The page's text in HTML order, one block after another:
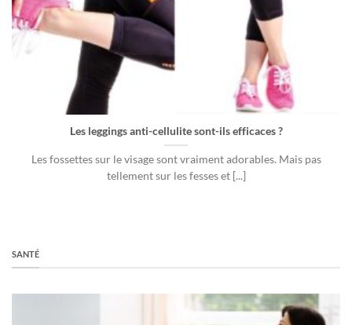
Les leggings anti-cellulite sont-ils efficaces ?
Les fossettes sur le visage sont vraiment adorables. Mais pas
tellement sur les fesses et [...]
SANTÉ